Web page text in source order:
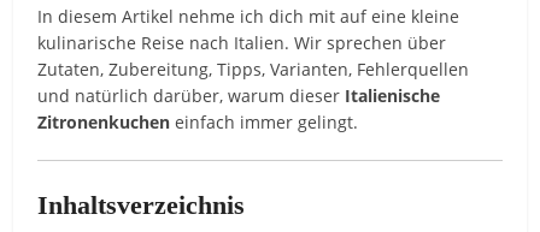
In diesem Artikel nehme ich dich mit auf eine kleine
kulinarische Reise nach Italien. Wir sprechen über
Zutaten, Zubereitung, Tipps, Varianten, Fehlerquellen
und natürlich darüber, warum dieser Italienische
Zitronenkuchen einfach immer gelingt.
Inhaltsverzeichnis